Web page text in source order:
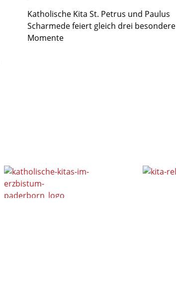
Katholische Kita St. Petrus und Paulus
Scharmede feiert gleich drei besondere
Momente